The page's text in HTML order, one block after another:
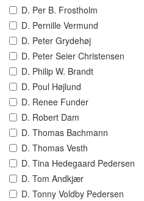
D. Per B. Frostholm
D. Pernille Vermund
D. Peter Grydehøj
D. Peter Seier Christensen
D. Philip W. Brandt
D. Poul Højlund
D. Renee Funder
D. Robert Dam
D. Thomas Bachmann
D. Thomas Vesth
D. Tina Hedegaard Pedersen
D. Tom Andkjær
D. Tonny Voldby Pedersen